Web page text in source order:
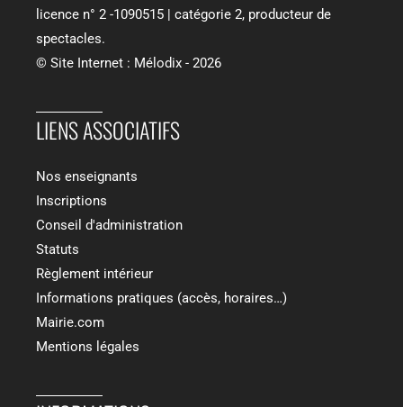
licence n° 2 -1090515 | catégorie 2, producteur de
spectacles.
© Site Internet : Mélodix - 2026
LIENS ASSOCIATIFS​
Nos enseignants
Inscriptions
Conseil d'administration
Statuts
Règlement intérieur
Informations pratiques (accès, horaires…)
Mairie.com
Mentions légales